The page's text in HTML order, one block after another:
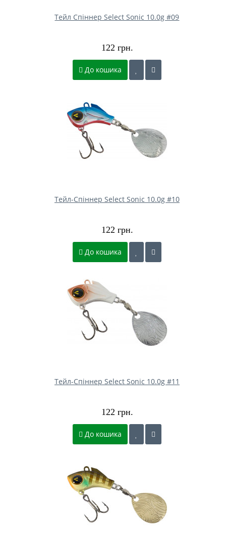
Тейл Спіннер Select Sonic 10.0g #09
122 грн.
До кошика
Тейл-Спіннер Select Sonic 10.0g #10
122 грн.
До кошика
Тейл-Спіннер Select Sonic 10.0g #11
122 грн.
До кошика